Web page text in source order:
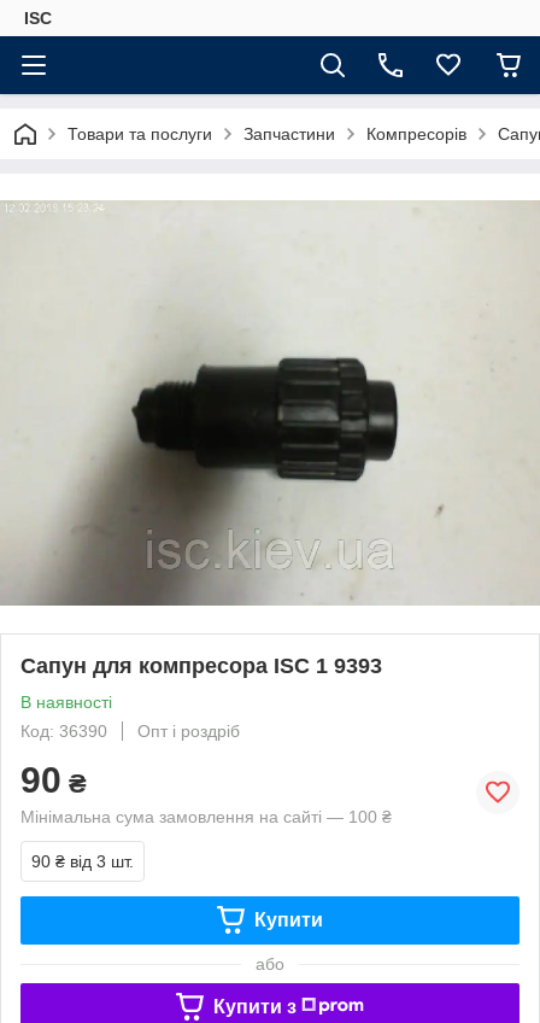
ISC
Товари та послуги Запчастини Компресорів
Сапун для компресора ISC 1 9393
В наявності
Код: 36390
Опт і роздріб
90 ₴
Мінімальна сума замовлення на сайті — 100 ₴
90 ₴ від 3 шт.
Купити
або
Купити з